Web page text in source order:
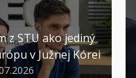
z STU ako jediný
v Južnej Kórei